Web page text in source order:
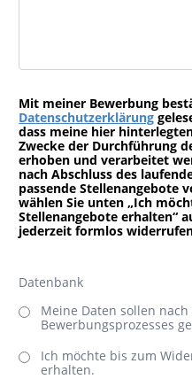
Mit meiner Bewerbung
Datenschutzerklärung
dass meine hier
Zwecke der Durchführung
erhoben und verarbeitet
nach Abschluss des
passende Stellenangebote
wählen Sie unten „Ich
Stellenangebote erhalten“
jederzeit formlos
Datenbank
Meine Daten sollen
Bewerbungsprozesses
Ich möchte bis zum
erhalten.